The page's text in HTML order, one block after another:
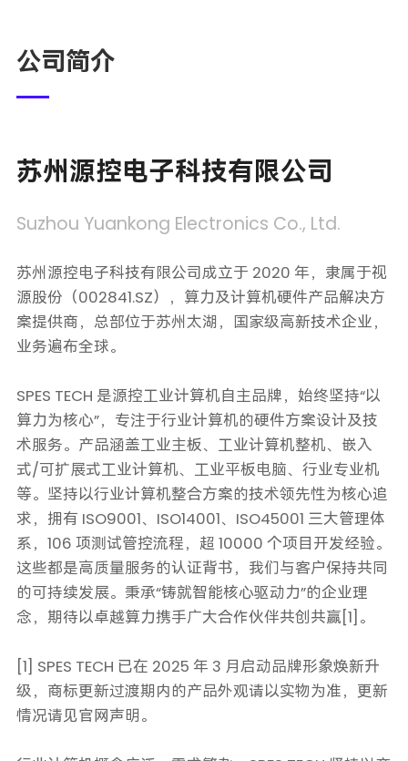
加入我们
公司简介
苏州源控电子科技有限公司
Suzhou Yuankong Electronics Co., Ltd.
苏州源控电子科技有限公司成立于 2020 年，隶属于视
源股份（002841.SZ），算力及计算机硬件产品解决方
案提供商，总部位于苏州太湖，国家级高新技术企业，
业务遍布全球。
SPES TECH 是源控工业计算机自主品牌，始终坚持“以
算力为核心”，专注于行业计算机的硬件方案设计及技
术服务。产品涵盖工业主板、工业计算机整机、嵌入
式/可扩展式工业计算机、工业平板电脑、行业专业机
等。坚持以行业计算机整合方案的技术领先性为核心追
求，拥有 ISO9001、ISO14001、ISO45001 三大管理体
系，106 项测试管控流程，超 10000 个项目开发经验。
这些都是高质量服务的认证背书，我们与客户保持共同
的可持续发展。秉承“铸就智能核心驱动力”的企业理
念，期待以卓越算力携手广大合作伙伴共创共赢[1]。
[1] SPES TECH 已在 2025 年 3 月启动品牌形象焕新升
级，商标更新过渡期内的产品外观请以实物为准，更新
情况请见官网声明。